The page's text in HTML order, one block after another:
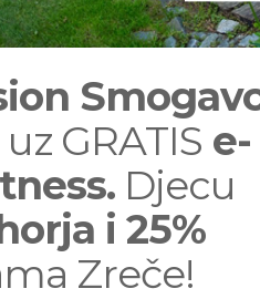
uz GRATIS e-
Djecu
i 25%
Zreče!